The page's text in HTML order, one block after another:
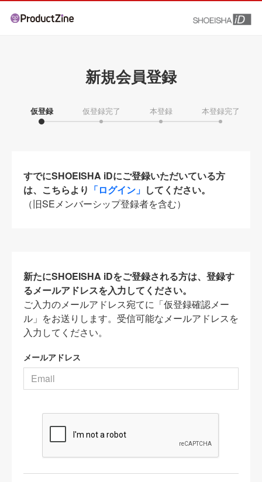
新規会員登録
仮登録 仮登録完了 本登録 本登録完了
すでにSHOEISHA iDにご登録いただいている方
は、こちらより 「ログイン」 してください。
（旧SEメンバーシップ登録者を含む）
新たにSHOEISHA iDをご登録される方は、登録す
るメールアドレスを入力してください。
ご入力のメールアドレス宛てに「仮登録確認メー
ル」をお送りします。受信可能なメールアドレスを
入力してください。
メールアドレス